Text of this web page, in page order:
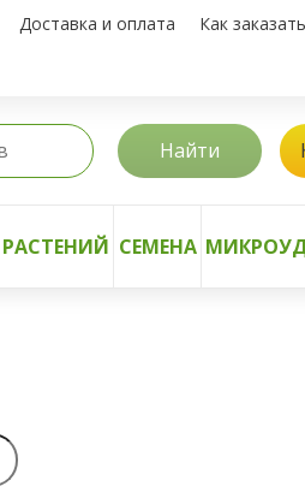
Доставка и оплата Как заказать
Найти
СЕМЕНА